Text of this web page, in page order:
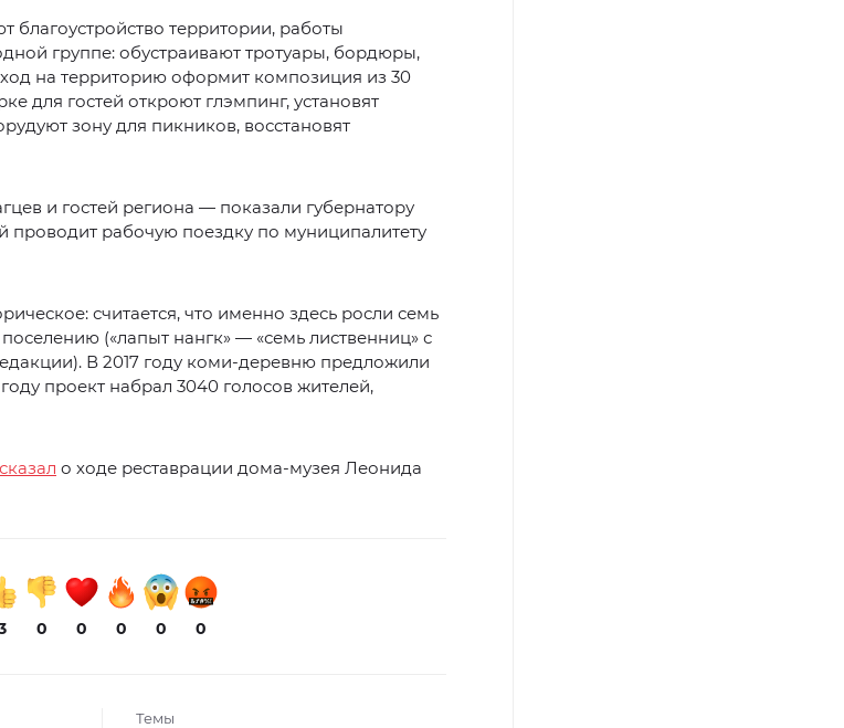
благоустройство территории, работы
группе: обустраивают тротуары, бордюры,
на территорию оформит композиция из 30
для гостей откроют глэмпинг, установят
зону для пикников, восстановят
и гостей региона — показали губернатору
рабочую поездку по муниципалитету
считается, что именно здесь росли семь
(«лапыт нангк» — «семь лиственниц» с
В 2017 году коми-деревню предложили
проект набрал 3040 голосов жителей,
о ходе реставрации дома-музея Леонида
0 0 0 0 0
Темы